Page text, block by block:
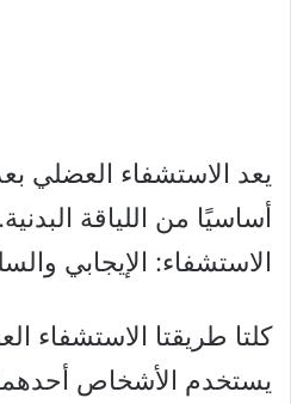
يعد الاستشفاء العضلي
أساسيًا من اللياقة
الاستشفاء: الإيجابي
كلتا طريقتا الاستشفاء
يستخدم الأشخاص